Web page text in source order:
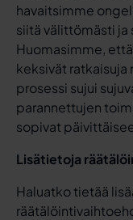
havaitsimme
siitä välittömästi ja
Huomasimme,
keksivät ratkaisuja
prosessi sujui
parannettujen
sopivat
Lisätietoja
Haluatko tietää